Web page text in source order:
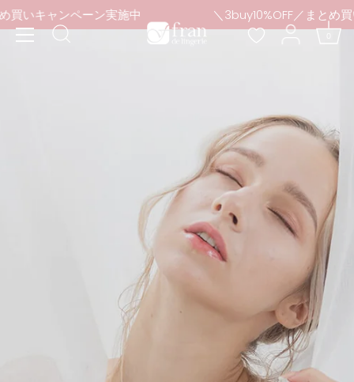
本
文
め買いキャンペーン実施中 ＼3buy10%OFF／まと